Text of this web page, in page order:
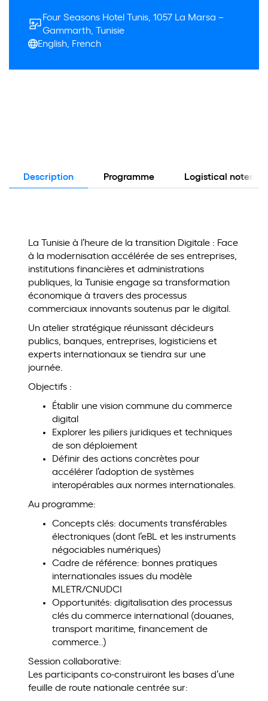
Four Seasons Hotel Tunis, 1057 La Marsa –
Gammarth, Tunisie
English, French
Description Programme Logistical notes
La Tunisie à l’heure de la transition Digitale : Face
à la modernisation accélérée de ses entreprises,
institutions financières et administrations
publiques, la Tunisie engage sa transformation
économique à travers des processus
commerciaux innovants soutenus par le digital.
Un atelier stratégique réunissant décideurs
publics, banques, entreprises, logisticiens et
experts internationaux se tiendra sur une
journée.
Objectifs :
Établir une vision commune du commerce
digital
Explorer les piliers juridiques et techniques
de son déploiement
Définir des actions concrètes pour
accélérer l’adoption de systèmes
interopérables aux normes internationales.
Au programme:
Concepts clés: documents transférables
électroniques (dont l’eBL et les instruments
négociables numériques)
Cadre de référence: bonnes pratiques
internationales issues du modèle
MLETR/CNUDCI
Opportunités: digitalisation des processus
clés du commerce international (douanes,
transport maritime, financement de
commerce..)
Session collaborative:
Les participants co-construiront les bases d’une
feuille de route nationale centrée sur: